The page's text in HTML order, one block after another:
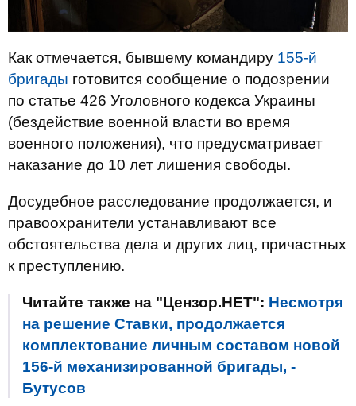
Как отмечается, бывшему командиру 155-й
бригады готовится сообщение о подозрении
по статье 426 Уголовного кодекса Украины
(бездействие военной власти во время
военного положения), что предусматривает
наказание до 10 лет лишения свободы.
Досудебное расследование продолжается, и
правоохранители устанавливают все
обстоятельства дела и других лиц, причастных
к преступлению.
Читайте также на "Цензор.НЕТ": Несмотря
на решение Ставки, продолжается
комплектование личным составом новой
156-й механизированной бригады, -
Бутусов